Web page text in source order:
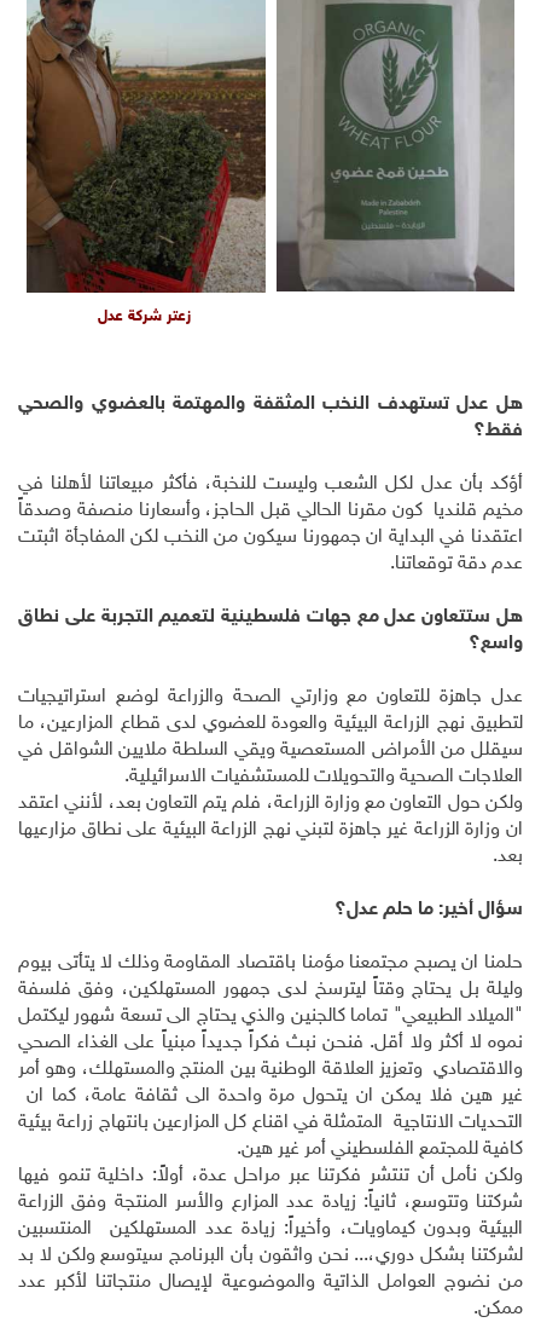
زعتر شركة عدل
هل عدل تستهدف النخب المثقفة والمهتمة بالعضوي والصحي
فقط؟
أؤكد بأن عدل لكل الشعب وليست للنخبة، فأكثر مبيعاتنا لأهلنا في
مخيم قلنديا كون مقرنا الحالي قبل الحاجز، وأسعارنا منصفة وصدقاً
اعتقدنا في البداية ان جمهورنا سيكون من النخب لكن المفاجأة اثبتت
عدم دقة توقعاتنا.
هل ستتعاون عدل مع جهات فلسطينية لتعميم التجربة على نطاق
واسع؟
عدل جاهزة للتعاون مع وزارتي الصحة والزراعة لوضع استراتيجيات
لتطبيق نهج الزراعة البيئية والعودة للعضوي لدى قطاع المزارعين، ما
سيقلل من الأمراض المستعصية ويقي السلطة ملايين الشواقل في
العلاجات الصحية والتحويلات للمستشفيات الاسرائيلية.
ولكن حول التعاون مع وزارة الزراعة، فلم يتم التعاون بعد، لأنني اعتقد
ان وزارة الزراعة غير جاهزة لتبني نهج الزراعة البيئية على نطاق مزارعيها
بعد.
سؤال أخير: ما حلم عدل؟
حلمنا ان يصبح مجتمعنا مؤمنا باقتصاد المقاومة وذلك لا يتأتى بيوم
وليلة بل يحتاج وقتاً ليترسخ لدى جمهور المستهلكين، وفق فلسفة
"الميلاد الطبيعي" تماما كالجنين والذي يحتاج الى تسعة شهور ليكتمل
نموه لا أكثر ولا أقل. فنحن نبث فكراً جديداً مبنياً على الغذاء الصحي
والاقتصادي وتعزيز العلاقة الوطنية بين المنتج والمستهلك، وهو أمر
غير هين فلا يمكن ان يتحول مرة واحدة الى ثقافة عامة، كما ان
التحديات الانتاجية المتمثلة في اقناع كل المزارعين بانتهاج زراعة بيئية
كافية للمجتمع الفلسطيني أمر غير هين.
ولكن نأمل أن تنتشر فكرتنا عبر مراحل عدة، أولاً: داخلية تنمو فيها
شركتنا وتتوسع، ثانياً: زيادة عدد المزارع والأسر المنتجة وفق الزراعة
البيئية وبدون كيماويات، وأخيراً: زيادة عدد المستهلكين المنتسبين
لشركتنا بشكل دوري،... نحن واثقون بأن البرنامج سيتوسع ولكن لا بد
من نضوج العوامل الذاتية والموضوعية لإيصال منتجاتنا لأكبر عدد
ممكن.